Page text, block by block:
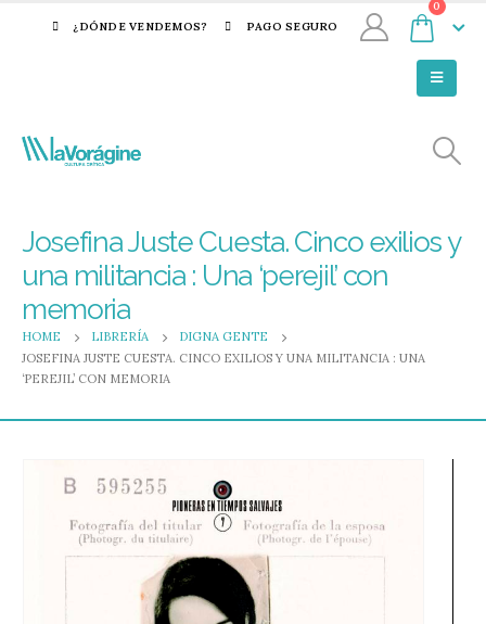
¿DÓNDE VENDEMOS? PAGO SEGURO
0
Josefina Juste Cuesta. Cinco exilios y
una militancia : Una ‘perejil’ con
memoria
HOME LIBRERÍA
DIGNA GENTE
JOSEFINA JUSTE CUESTA. CINCO EXILIOS Y UNA MILITANCIA : UNA
‘PEREJIL’ CON MEMORIA